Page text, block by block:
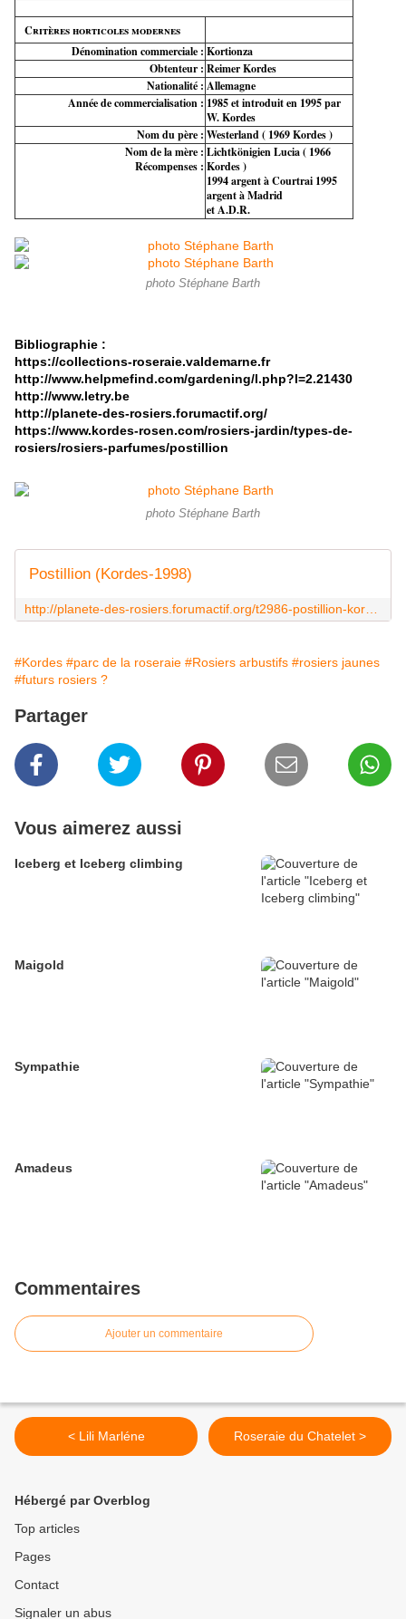
Critères horticoles modernes
Dénomination commerciale : Kortionza
Obtenteur : Reimer Kordes
Nationalité : Allemagne
Année de commercialisation : 1985 et introduit en 1995 par
W. Kordes
Nom du père : Westerland ( 1969 Kordes )
Nom de la mère :
Récompenses :
Lichtkönigien Lucia ( 1966
Kordes )
1994 argent à Courtrai 1995
argent à Madrid
et A.D.R.
photo Stéphane Barth
Bibliographie :
https://collections-roseraie.valdemarne.fr
http://www.helpmefind.com/gardening/l.php?l=2.21430
http://www.letry.be
http://planete-des-rosiers.forumactif.org/
https://www.kordes-rosen.com/rosiers-jardin/types-de-
rosiers/rosiers-parfumes/postillion
photo Stéphane Barth
Postillion (Kordes-1998)
#Kordes #parc de la roseraie #Rosiers arbustifs #rosiers jaunes
#futurs rosiers ?
Partager
Vous aimerez aussi
Iceberg et Iceberg climbing
Maigold
Sympathie
Amadeus
Commentaires
Ajouter un commentaire
< Lili Marléne Roseraie du Chatelet >
Hébergé par Overblog
Top articles
Pages
Contact
Signaler un abus